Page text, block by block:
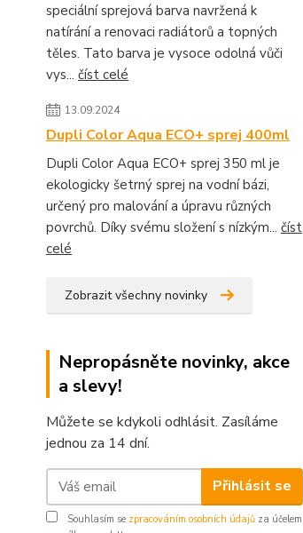
speciální sprejová barva navržená k
natírání a renovaci radiátorů a topných
těles. Tato barva je vysoce odolná vůči
vys... číst celé
13.09.2024
Dupli Color Aqua ECO+ sprej 400ml
Dupli Color Aqua ECO+ sprej 350 ml je
ekologicky šetrný sprej na vodní bázi,
určený pro malování a úpravu různých
povrchů. Díky svému složení s nízkým... číst
celé
Zobrazit všechny novinky
Nepropásněte novinky, akce
a slevy!
Můžete se kdykoli odhlásit. Zasíláme
jednou za 14 dní.
Přihlásit se
Souhlasím se zpracováním osobních údajů za účelem